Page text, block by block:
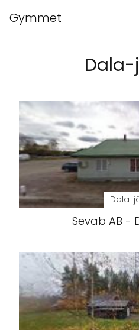
Gymmet
Dala-
Sevab AB -